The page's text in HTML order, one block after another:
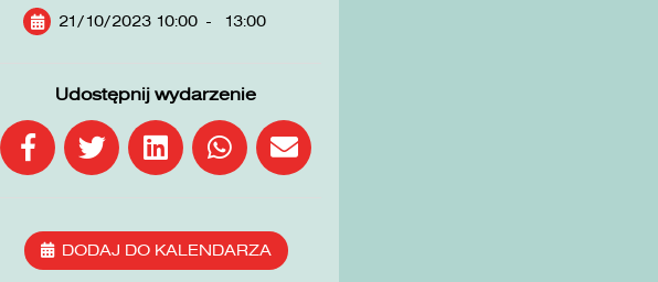
21/10/2023 10:00 - 13:00
Udostępnij wydarzenie
DODAJ DO KALENDARZA